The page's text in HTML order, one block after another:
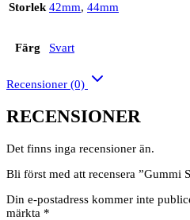
Storlek 42mm, 44mm
Färg Svart
Recensioner (0)
RECENSIONER
Det finns inga recensioner än.
Bli först med att recensera ”Gummi
Din e-postadress kommer inte
märkta *